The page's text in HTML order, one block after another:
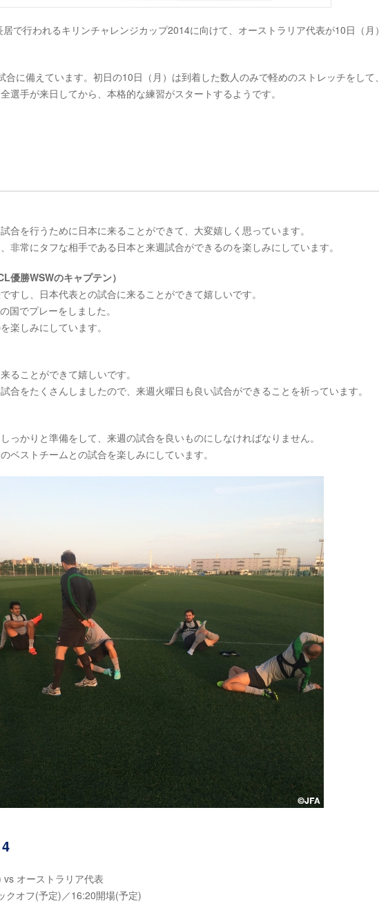
で行われるキリンチャレンジカップ2014に向けて、オーストラリア代表が10日（月）
に備えています。初日の10日（月）は到着した数人のみで軽めのストレッチをして、
選手が来日してから、本格的な練習がスタートするようです。
合を行うために日本に来ることができて、大変嬉しく思っています。
非常にタフな相手である日本と来週試合ができるのを楽しみにしています。
優勝WSWのキャプテン）
すし、日本代表との試合に来ることができて嬉しいです。
国でプレーをしました。
楽しみにしています。
ることができて嬉しいです。
合をたくさんしましたので、来週火曜日も良い試合ができることを祈っています。
っかりと準備をして、来週の試合を良いものにしなければなりません。
ベストチームとの試合を楽しみにしています。
オーストラリア代表
オフ(予定)／16:20開場(予定)